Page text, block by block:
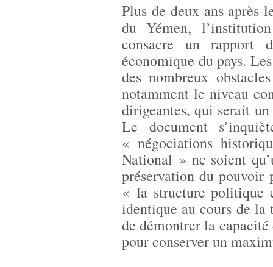
Plus de deux ans après
du Yémen,
consacre un rapport
économique du pays.
des nombreux
notamment le niveau
dirigeantes, qui serait
Le document
« négociations
National » ne soient
préservation du pouvoir
« la structure politique
identique au cours de
de démontrer la capacité
pour conserver un